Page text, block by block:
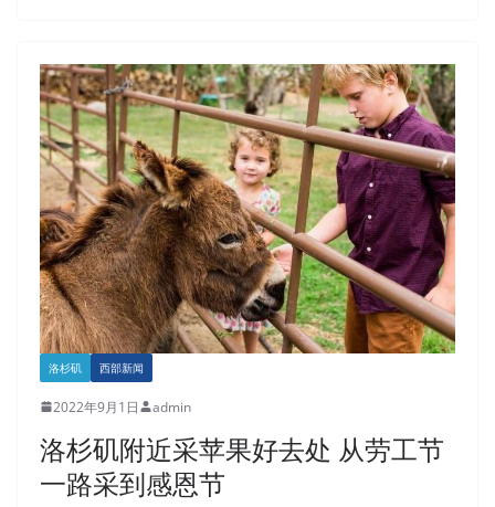
洛杉矶 西部新闻
2022年9月1日 admin
洛杉矶附近采苹果好去处 从劳工节
一路采到感恩节